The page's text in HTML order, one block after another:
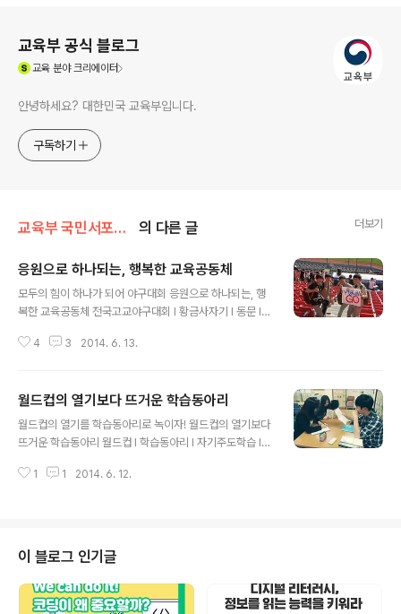
교육부 공식 블로그
교육분야 크리에이터
안녕하세요? 대한민국 교육부입니다.
구독하기
교육부 국민서포터즈 의 다른 글 더보기
응원으로 하나되는, 행복한 교육공동체
모두의 힘이 하나가 되어 야구대회 응원으로 하나되는, 행
복한 교육공동체 전국고교야구대회 I 황금사자기 I 동문 I
다. 간절히 함성을 지르고 싶었습니다. 7년 만에 재학생, 동
기 전국고교야구대회' 결승전에 제가 다니는 서울고등학교
가 진출했습니다. 2014년 5월 21일 오후 2시, 잠실 야구
장, 초여름 뜨거운 햇볕 아래 재학생과 동문, 교사, 학부모
성을 지르고 있습니다. 상대는 마산의 용마고등학교입니
4 3 2014. 6. 13.
월드컵의 열기보다 뜨거운 학습동아리
월드컵의 열기를 학습동아리로 녹이자! 월드컵의 열기보다
뜨거운 학습동아리 월드컵 I 학습동아리 I 자기주도학습 I
이자! 곧 월드컵이라는 국제적인 행사가 시작하면 공부하
다. 이렇게 자칫 흔들리기 쉬운 학습 과정을 해소해줄 방안
으로 학습동아리가 떠오르게 됩니다. 대학교 도서관에서
공부하다 보면, 열람실에서 혼자 공부하는 대학생들도 많
지만, 공부방에서 삼삼오오 모여 공부하는 모습도 쉽게 찾
1 1 2014. 6. 12.
이 블로그 인기글